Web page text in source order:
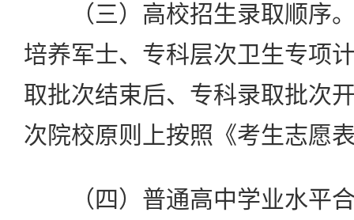
（三）高校招生录取顺序。
培养军士、专科层次卫生专项
取批次结束后、专科录取批次
次院校原则上按照《考生志愿
（四）普通高中学业水平合